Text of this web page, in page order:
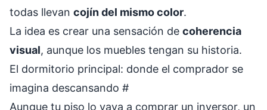
todas llevan cojín del mismo color.
La idea es crear una sensación de coherencia
visual, aunque los muebles tengan su historia.
El dormitorio principal: donde el comprador se
imagina descansando #
Aunque tu piso lo vaya a comprar un inversor, un